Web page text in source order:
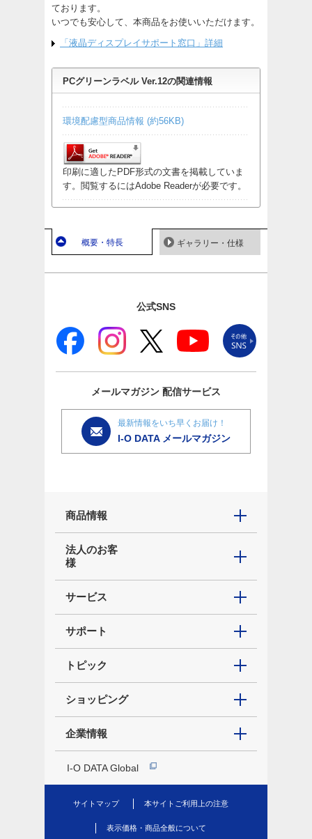
ております。
いつでも安心して、本商品をお使いいただけます。
「液晶ディスプレイサポート窓口」詳細
PCグリーンラベル Ver.12の関連情報
環境配慮型商品情報 (約56KB)
印刷に適したPDF形式の文書を掲載していま
す。閲覧するにはAdobe Readerが必要です。
概要・特長 ギャラリー・仕様
公式SNS
メールマガジン 配信サービス
最新情報をいち早くお届け！
I-O DATA メールマガジン
商品情報
法人のお客
様
サービス
サポート
トピック
ショッピング
企業情報
I-O DATA Global
サイトマップ 本サイトご利用上の注意
表示価格・商品全般について